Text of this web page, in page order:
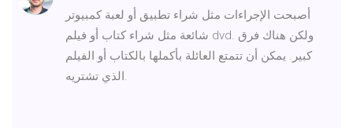
أصبحت الإجراءات مثل شراء تطبيق أو لعبة كمبيوتر
شائعة مثل شراء كتاب أو فيلم dvd. ولكن هناك فرق
كبير. يمكن أن تتمتع العائلة بأكملها بالكتاب أو الفيلم
الذي تشتريه.